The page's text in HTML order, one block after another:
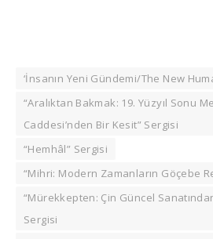
‘İnsanın Yeni Gündemi/The New
“Aralıktan Bakmak: 19. Yüzyıl Sonu
Caddesi’nden Bir Kesit” Sergisi
“Hemhâl” Sergisi
“Mihri: Modern Zamanların Göçebe
“Mürekkepten: Çin Güncel
Sergisi